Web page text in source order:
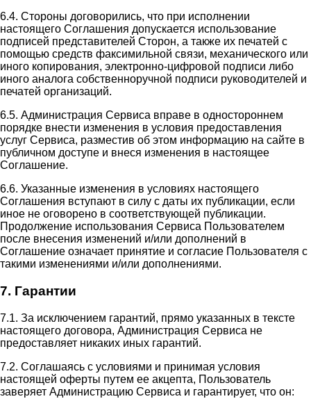
6.4. Стороны договорились, что при исполнении
настоящего Соглашения допускается использование
подписей представителей Сторон, а также их печатей с
помощью средств факсимильной связи, механического или
иного копирования, электронно-цифровой подписи либо
иного аналога собственноручной подписи руководителей и
печатей организаций.
6.5. Администрация Сервиса вправе в одностороннем
порядке внести изменения в условия предоставления
услуг Сервиса, разместив об этом информацию на сайте в
публичном доступе и внеся изменения в настоящее
Соглашение.
6.6. Указанные изменения в условиях настоящего
Соглашения вступают в силу с даты их публикации, если
иное не оговорено в соответствующей публикации.
Продолжение использования Сервиса Пользователем
после внесения изменений и/или дополнений в
Соглашение означает принятие и согласие Пользователя с
такими изменениями и/или дополнениями.
7. Гарантии
7.1. За исключением гарантий, прямо указанных в тексте
настоящего договора, Администрация Сервиса не
предоставляет никаких иных гарантий.
7.2. Соглашаясь с условиями и принимая условия
настоящей оферты путем ее акцепта, Пользователь
заверяет Администрацию Сервиса и гарантирует, что он: